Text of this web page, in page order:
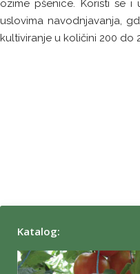
ozime pšenice. Koristi se i
uslovima navodnjavanja,
kultiviranje u količini 200 do
Katalog: